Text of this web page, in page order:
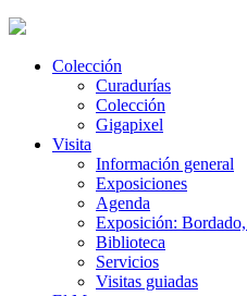
Colección
Curadurías
Colección
Gigapixel
Visita
Información general
Exposiciones
Agenda
Exposición:
Biblioteca
Servicios
Visitas guiadas